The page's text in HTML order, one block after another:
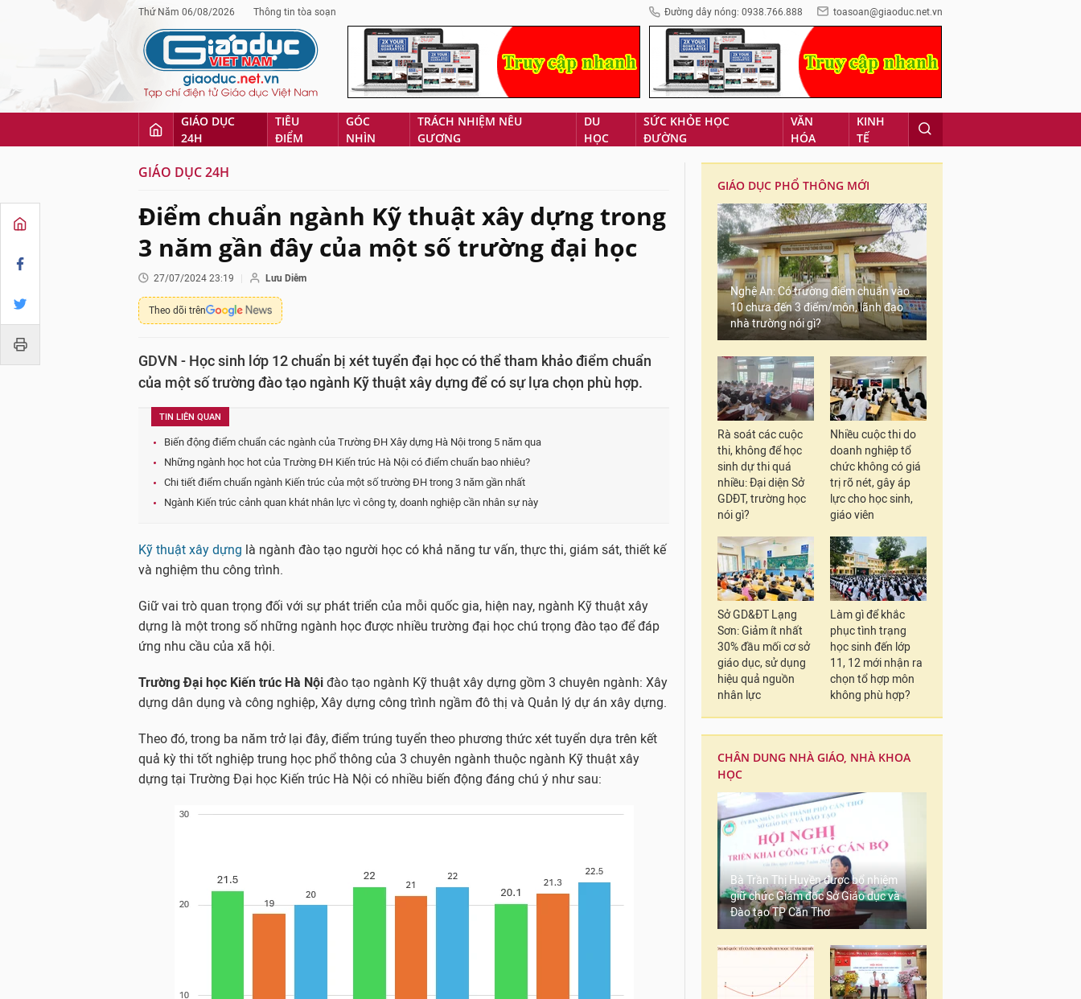
Thứ Năm 06/08/2026 Thông tin tòa soạn Đường dây nóng: 0938.766.888 toasoan@giaoduc.net.vn
GIÁO DỤC
24H
TIÊU
ĐIỂM
GÓC
NHÌN
TRÁCH NHIỆM NÊU
GƯƠNG
DU
HỌC
SỨC KHỎE HỌC
ĐƯỜNG
VĂN
HÓA
KINH
TẾ
GIÁO DỤC 24H
Điểm chuẩn ngành Kỹ thuật xây dựng trong
3 năm gần đây của một số trường đại học
27/07/2024 23:19 Lưu Diễm
Theo dõi trên
GDVN - Học sinh lớp 12 chuẩn bị xét tuyển đại học có thể tham khảo điểm chuẩn
của một số trường đào tạo ngành Kỹ thuật xây dựng để có sự lựa chọn phù hợp.
TIN LIÊN QUAN
Biến động điểm chuẩn các ngành của Trường ĐH Xây dựng Hà Nội trong 5 năm qua
Những ngành học hot của Trường ĐH Kiến trúc Hà Nội có điểm chuẩn bao nhiêu?
Chi tiết điểm chuẩn ngành Kiến trúc của một số trường ĐH trong 3 năm gần nhất
Ngành Kiến trúc cảnh quan khát nhân lực vì công ty, doanh nghiệp cần nhân sự này
Kỹ thuật xây dựng là ngành đào tạo người học có khả năng tư vấn, thực thi, giám sát, thiết kế
và nghiệm thu công trình.
Giữ vai trò quan trọng đối với sự phát triển của mỗi quốc gia, hiện nay, ngành Kỹ thuật xây
dựng là một trong số những ngành học được nhiều trường đại học chú trọng đào tạo để đáp
ứng nhu cầu của xã hội.
Trường Đại học Kiến trúc Hà Nội đào tạo ngành Kỹ thuật xây dựng gồm 3 chuyên ngành: Xây
dựng dân dụng và công nghiệp, Xây dựng công trình ngầm đô thị và Quản lý dự án xây dựng.
Theo đó, trong ba năm trở lại đây, điểm trúng tuyển theo phương thức xét tuyển dựa trên kết
quả kỳ thi tốt nghiệp trung học phổ thông của 3 chuyên ngành thuộc ngành Kỹ thuật xây
dựng tại Trường Đại học Kiến trúc Hà Nội có nhiều biến động đáng chú ý như sau:
GIÁO DỤC PHỔ THÔNG MỚI
Nghệ An: Có trường điểm chuẩn vào
10 chưa đến 3 điểm/môn, lãnh đạo
nhà trường nói gì?
Rà soát các cuộc
thi, không để học
sinh dự thi quá
nhiều: Đại diện Sở
GDĐT, trường học
nói gì?
Nhiều cuộc thi do
doanh nghiệp tổ
chức không có giá
trị rõ nét, gây áp
lực cho học sinh,
giáo viên
Sở GD&ĐT Lạng
Sơn: Giảm ít nhất
30% đầu mối cơ sở
giáo dục, sử dụng
hiệu quả nguồn
nhân lực
Làm gì để khắc
phục tình trạng
học sinh đến lớp
11, 12 mới nhận ra
chọn tổ hợp môn
không phù hợp?
CHÂN DUNG NHÀ GIÁO, NHÀ KHOA
HỌC
Bà Trần Thị Huyền được bổ nhiệm
giữ chức Giám đốc Sở Giáo dục và
Đào tạo TP Cần Thơ